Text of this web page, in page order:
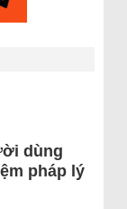
dùng
pháp lý